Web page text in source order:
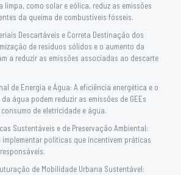
limpa, como solar e eólica, reduz as emissões
da queima de combustíveis fósseis.
Descartáveis e Correta Destinação dos
de resíduos sólidos e o aumento da
a reduzir as emissões associadas ao descarte
de Energia e Água: A eficiência energética e o
água podem reduzir as emissões de GEEs
de eletricidade e água.
Sustentáveis e de Preservação Ambiental:
implementar políticas que incentivem práticas
de Mobilidade Urbana Sustentável: